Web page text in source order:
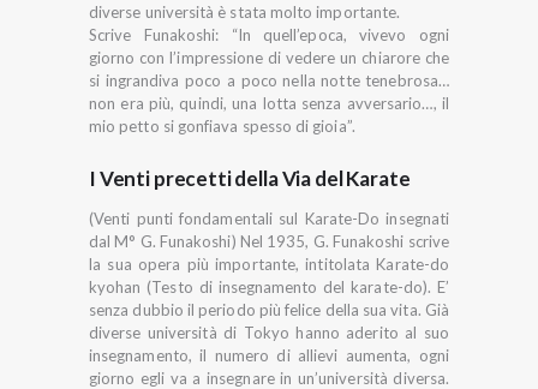
diverse università è stata molto importante.
Scrive Funakoshi: “In quell’epoca, vivevo ogni
giorno con l’impressione di vedere un chiarore che
si ingrandiva poco a poco nella notte tenebrosa…
non era più, quindi, una lotta senza avversario…, il
mio petto si gonfiava spesso di gioia”.
I Venti precetti della Via del Karate
(Venti punti fondamentali sul Karate-Do insegnati
dal M° G. Funakoshi) Nel 1935, G. Funakoshi scrive
la sua opera più importante, intitolata Karate-do
kyohan (Testo di insegnamento del karate-do). E’
senza dubbio il periodo più felice della sua vita. Già
diverse università di Tokyo hanno aderito al suo
insegnamento, il numero di allievi aumenta, ogni
giorno egli va a insegnare in un’università diversa.